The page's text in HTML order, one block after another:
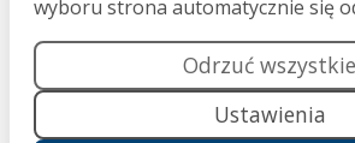
wyboru strona automatycznie się
Odrzuć wszystkie
Ustawienia